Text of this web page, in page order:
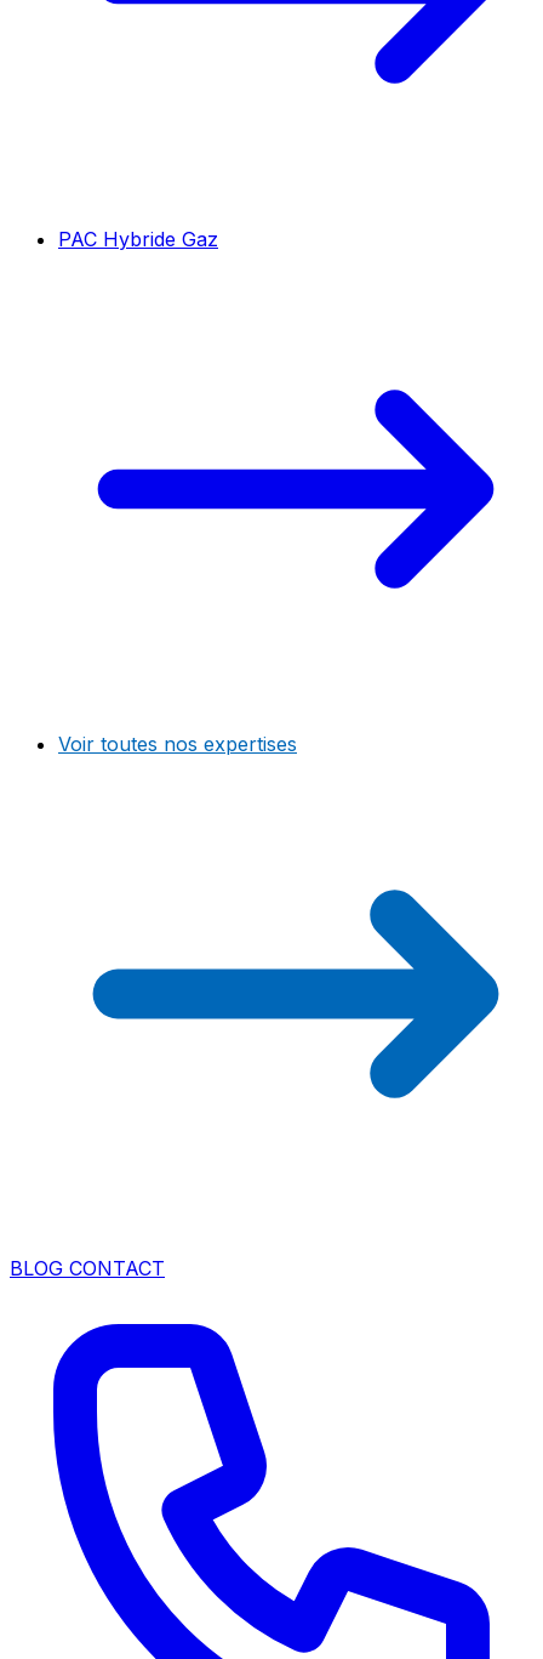
PAC Hybride Gaz
Voir toutes nos expertises
BLOG CONTACT